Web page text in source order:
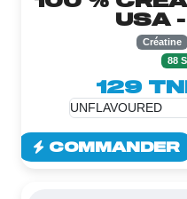
USA
Créatine
88
129
COMMANDER